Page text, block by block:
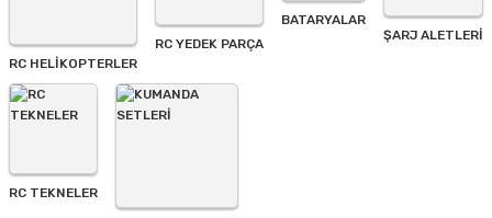
Gönder
RC HELİKOPTERLER
RC YEDEK PARÇA
BATARYALAR
ŞARJ ALETLERI
RC TEKNELER